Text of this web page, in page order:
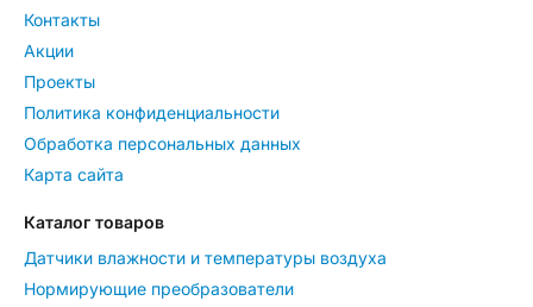
Контакты
Акции
Проекты
Политика конфиденциальности
Обработка персональных данных
Карта сайта
Каталог товаров
Датчики влажности и температуры воздуха
Нормирующие преобразователи